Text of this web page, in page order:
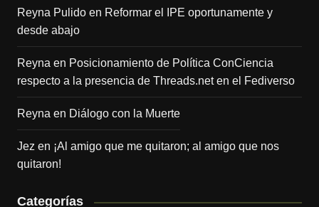
Reyna Pulidoen Reformar el IPE oportunamente y
desde abajo
Reyna en Posicionamiento de Política ConCiencia
respecto a la presencia de Threads.net en el Fediverso
Reyna en Diálogo con la Muerte
Jez en ¡Al amigo que me quitaron; al amigo que nos
quitaron!
Categorías